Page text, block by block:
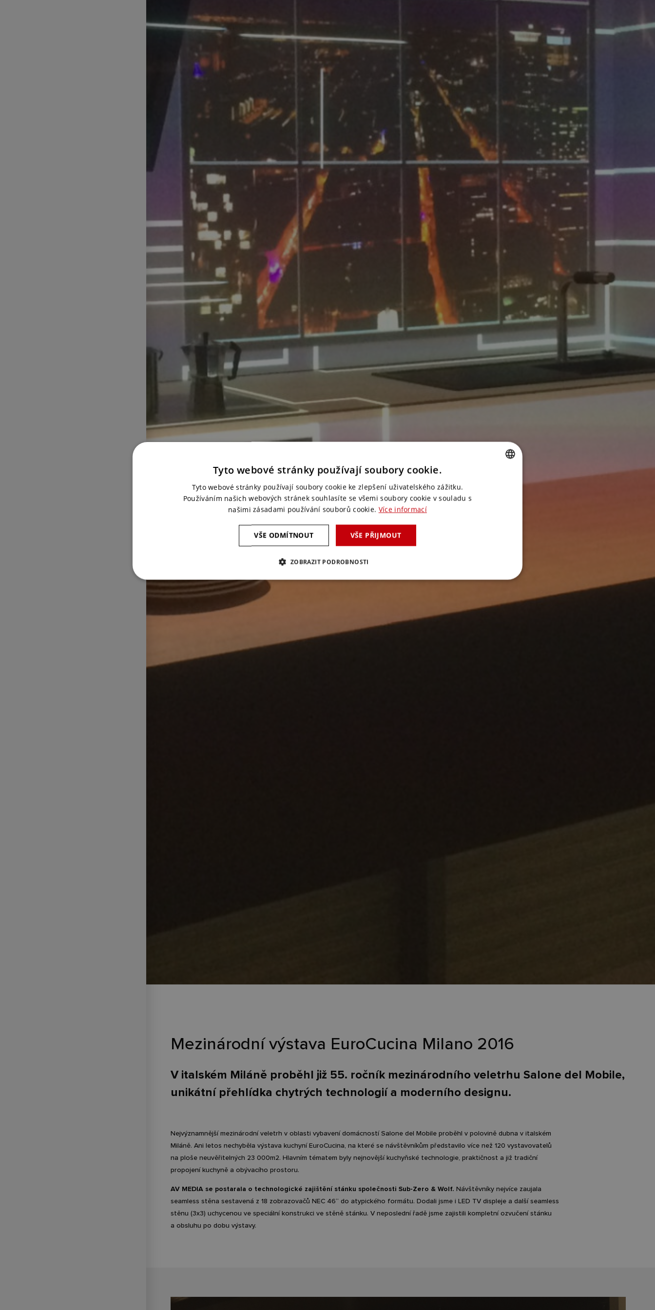
Mezinárodní výstava EuroCucina Milano 2016
V italském Miláně proběhl již 55. ročník mezinárodního veletrhu Salone del Mobile,
unikátní přehlídka chytrých technologií a moderního designu.
Nejvýznamnější mezinárodní veletrh v oblasti vybavení domácností Salone del Mobile proběhl v polovině dubna v italském
Miláně. Ani letos nechyběla výstava kuchyní EuroCucina, na které se návštěvníkům představilo více než 120 vystavovatelů
na ploše neuvěřitelných 23 000m2. Hlavním tématem byly nejnovější kuchyňské technologie, praktičnost a již tradiční
propojení kuchyně a obývacího prostoru.
AV MEDIA se postarala o technologické zajištění stánku společnosti Sub-Zero & Wolf. Návštěvníky nejvíce zaujala
seamless stěna sestavená z 18 zobrazovačů NEC 46‘‘ do atypického formátu. Dodali jsme i LED TV displeje a další seamless
stěnu (3x3) uchycenou ve speciální konstrukci ve stěně stánku. V neposlední řadě jsme zajistili kompletní ozvučení stánku
a obsluhu po dobu výstavy.
Tyto webové stránky používají soubory cookie.
Tyto webové stránky používají soubory cookie ke zlepšení uživatelského zážitku.
Používáním našich webových stránek souhlasíte se všemi soubory cookie v souladu s
našimi zásadami používání souborů cookie. Více informací
VŠE PŘIJMOUT
VŠE ODMÍTNOUT
ZOBRAZIT PODROBNOSTI